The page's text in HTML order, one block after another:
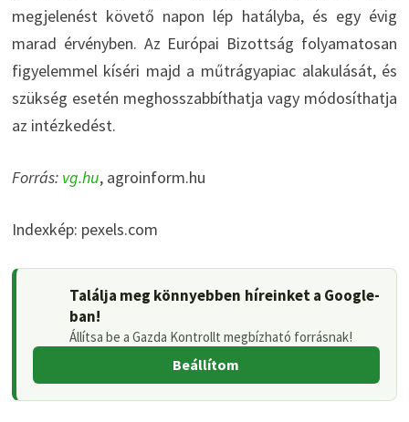
megjelenést követő napon lép hatályba, és egy évig
marad érvényben. Az Európai Bizottság folyamatosan
figyelemmel kíséri majd a műtrágyapiac alakulását, és
szükség esetén meghosszabbíthatja vagy módosíthatja
az intézkedést.
Forrás: vg.hu, agroinform.hu
Indexkép: pexels.com
Találja meg könnyebben híreinket a Google-
ban!
Állítsa be a Gazda Kontrollt megbízható forrásnak!
Beállítom